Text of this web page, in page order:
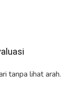
tanpa lihat arah.